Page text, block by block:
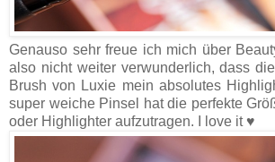
Genauso sehr freue ich mich über
also nicht weiter verwunderlich, dass
Brush von Luxie mein absolutes
super weiche Pinsel hat die perfekte
oder Highlighter aufzutragen. I love it ♥